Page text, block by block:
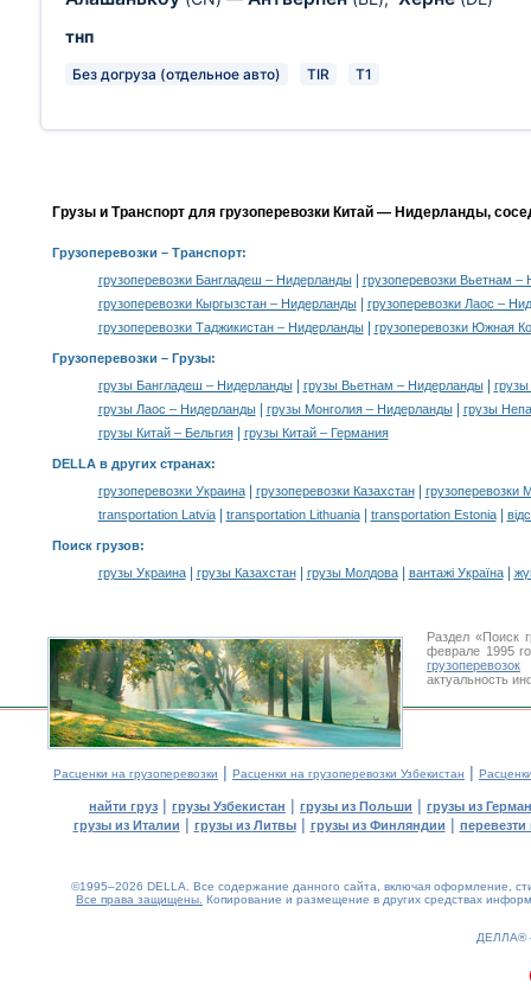
тнп
Без догруза (отдельное авто) TIR T1
Грузы и Транспорт для грузоперевозки Китай — Нидерланды,
Грузоперевозки – Транспорт:
грузоперевозки Бангладеш – Нидерланды|
грузоперевозки Вьетнам –
грузоперевозки Кыргызстан – Нидерланды|
грузоперевозки Лаос –
грузоперевозки Таджикистан – Нидерланды| грузоперевозки Южная
Грузоперевозки – Грузы:
грузы Бангладеш – Нидерланды| грузы Вьетнам – Нидерланды|
грузы Лаос – Нидерланды| грузы Монголия – Нидерланды|
грузы
грузы Китай – Бельгия| грузы Китай – Германия
DELLA в других странах:
грузоперевозки Украина| грузоперевозки Казахстан|
грузоперевозки
transportation Latvia| transportation Lithuania| transportation Estonia|
Поиск грузов:
грузы Украина| грузы Казахстан| грузы Молдова| вантажі Україна|
Раздел «Поиск
феврале 1995
грузоперевозок
актуальность
Расценки на грузоперевозки | Расценки на грузоперевозки Узбекистан |
найти груз | грузы Узбекистан | грузы из Польши | грузы из
грузы из Италии | грузы из Литвы| грузы из Финляндии | перевезти
©1995–2026 DELLA. Все содержание данного сайта, включая оформление,
Все права защищены. Копирование и размещение в других средствах